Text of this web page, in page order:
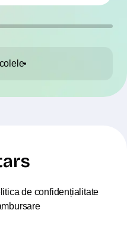
și soluțiile
de confidențialitate